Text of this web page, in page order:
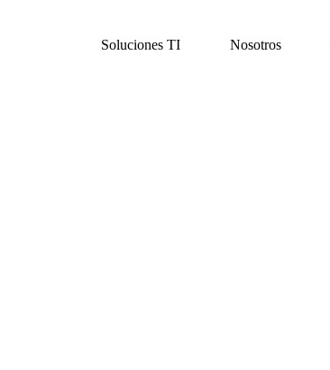
Soluciones TI Nosotros